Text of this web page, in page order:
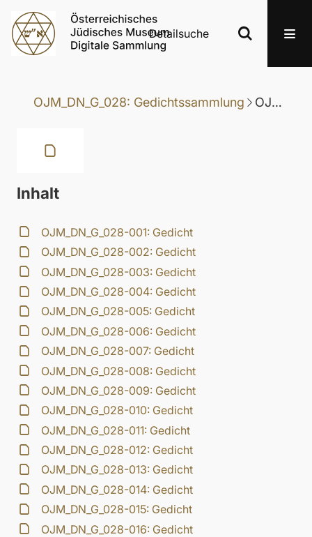
Detailsuche
OJM_DN_G_028: Gedichtssammlung OJM_DN_G_028-074: Gedicht
Inhalt
OJM_DN_G_028-001: Gedicht
OJM_DN_G_028-002: Gedicht
OJM_DN_G_028-003: Gedicht
OJM_DN_G_028-004: Gedicht
OJM_DN_G_028-005: Gedicht
OJM_DN_G_028-006: Gedicht
OJM_DN_G_028-007: Gedicht
OJM_DN_G_028-008: Gedicht
OJM_DN_G_028-009: Gedicht
OJM_DN_G_028-010: Gedicht
OJM_DN_G_028-011: Gedicht
OJM_DN_G_028-012: Gedicht
OJM_DN_G_028-013: Gedicht
OJM_DN_G_028-014: Gedicht
OJM_DN_G_028-015: Gedicht
OJM_DN_G_028-016: Gedicht